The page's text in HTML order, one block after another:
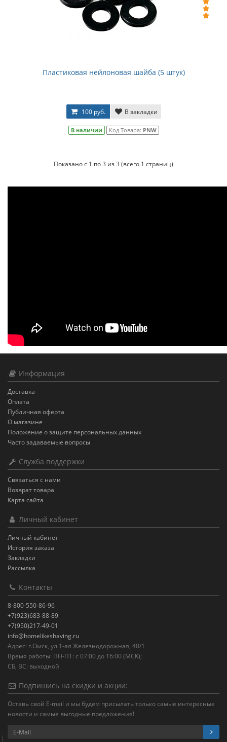
Пластиковая нейлоновая шайба (5 штук)
100 руб. В закладки
В наличии Код Товара: PNW
Показано с 1 по 3 из 3 (всего 1 страниц)
Информация
Доставка
Оплата
Публичная оферта
О магазине
Положение о защите персональных данных
Часто задаваемые вопросы
Служба поддержки
Связаться с нами
Возврат товара
Карта сайта
Личный кабинет
Личный кабинет
История заказа
Закладки
Рассылка
Контакты
8-800-550-86-96
+7(923)683-88-89
+7(950)217-49-01
info@homelikeshaving.ru
Адрес: г.Омск, ул.1-ая Железнодорожная, 40/1
Время работы: ПН-ПТ: с 07:00 до 16:00 (МСК);
СБ, ВС: выходной
Подпишись на скидки и акции:
Оставь свой E-mail и мы будем присылать только самые интересные
новости и самые выгодные предложения!